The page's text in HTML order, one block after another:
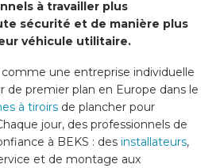
à travailler plus
sécurité et de manière plus
véhicule utilitaire.
une entreprise individuelle
de premier plan en Europe dans le
à tiroirsde plancher pour
jour, des professionnels de
à BEKS : des installateurs,
et de montage aux